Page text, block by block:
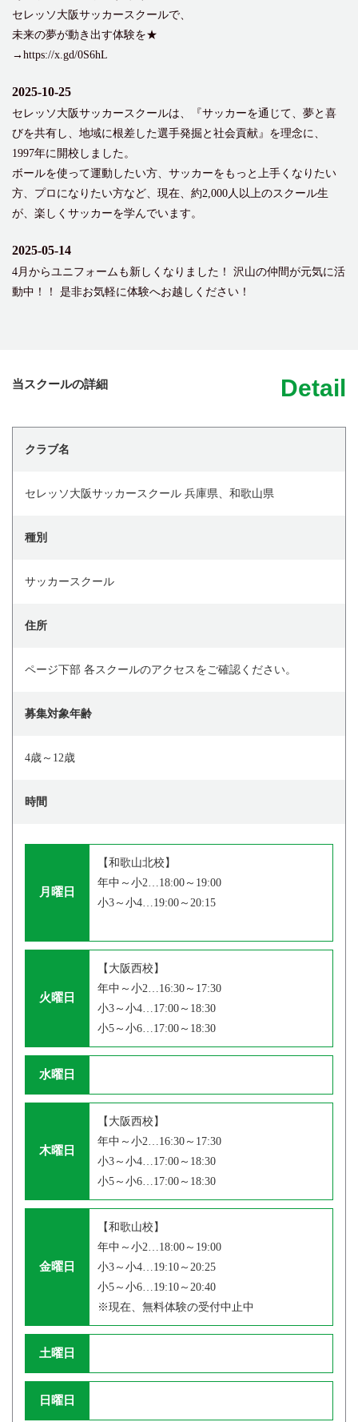
セレッソ大阪サッカースクールで、
未来の夢が動き出す体験を★
→https://x.gd/0S6hL
2025-10-25
セレッソ大阪サッカースクールは、『サッカーを通じて、夢と喜
びを共有し、地域に根差した選手発掘と社会貢献』を理念に、
1997年に開校しました。
ボールを使って運動したい方、サッカーをもっと上手くなりたい
方、プロになりたい方など、現在、約2,000人以上のスクール生
が、楽しくサッカーを学んでいます。
2025-05-14
4月からユニフォームも新しくなりました！ 沢山の仲間が元気に活
動中！！ 是非お気軽に体験へお越しください！
当スクールの詳細 Detail
クラブ名
セレッソ大阪サッカースクール 兵庫県、和歌山県
種別
サッカースクール
住所
ページ下部 各スクールのアクセスをご確認ください。
募集対象年齢
4歳～12歳
時間
月曜日
【和歌山北校】
年中～小2…18:00～19:00
小3～小4…19:00～20:15
火曜日
【大阪西校】
年中～小2…16:30～17:30
小3～小4…17:00～18:30
小5～小6…17:00～18:30
水曜日
木曜日
【大阪西校】
年中～小2…16:30～17:30
小3～小4…17:00～18:30
小5～小6…17:00～18:30
金曜日
【和歌山校】
年中～小2…18:00～19:00
小3～小4…19:10～20:25
小5～小6…19:10～20:40
※現在、無料体験の受付中止中
土曜日
日曜日